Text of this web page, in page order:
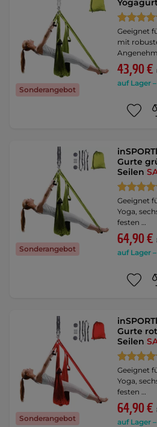
Sonderangebot
Geeignet
mit
43,90 €
auf Lager
Sonderangebot
Gurte
Seilen
Geeignet
Yoga,
festen …
64,90 €
auf Lager
Sonderangebot
Gurte
Seilen
Geeignet
Yoga,
festen …
64,90 €
auf Lager